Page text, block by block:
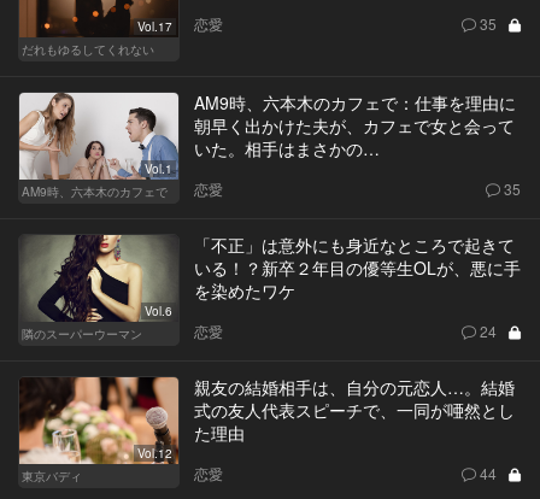
Vol.17
だれもゆるしてくれない
恋愛 35
Vol.1
AM9時、六本木のカフェで
AM9時、六本木のカフェで：仕事を理由に
朝早く出かけた夫が、カフェで女と会って
いた。相手はまさかの…
恋愛 35
Vol.6
隣のスーパーウーマン
「不正」は意外にも身近なところで起きて
いる！？新卒２年目の優等生OLが、悪に手
を染めたワケ
恋愛 24
Vol.12
東京バディ
親友の結婚相手は、自分の元恋人…。結婚
式の友人代表スピーチで、一同が唖然とし
た理由
恋愛 44